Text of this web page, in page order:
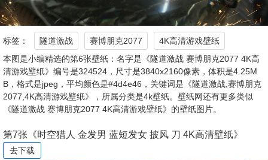
标签： 隧道激战 赛博朋克2077
4K高清游戏壁纸
本图是小编精选的第6张壁纸：名字是《隧道激战 赛博朋克2077 4K高
清游戏壁纸》编号是324524，尺寸是3840x2160像素，体积是4.25M
B，格式是jpeg，平均颜色是#4d4e46，关键词是《隧道激战,赛博朋克
2077,4K高清游戏壁纸》，所属分类是4k壁纸。壁纸网还有更多类似
《隧道激战 赛博朋克2077 4K高清游戏壁纸》的壁纸图片。
第7张《时空猎人 金发男 蓝短发女 披风 刀 4K高清壁纸》
去下载